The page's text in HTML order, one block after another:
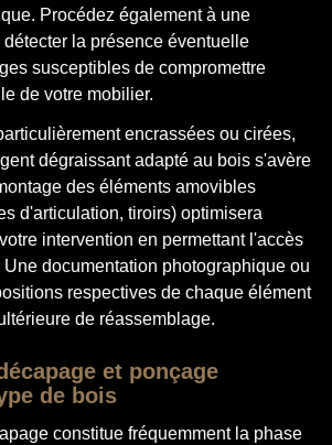
Procédez également à une
la présence éventuelle
susceptibles de compromettre
de votre mobilier.
encrassées ou cirées,
dégraissant adapté au bois s'avère
des éléments amovibles
d'articulation, tiroirs) optimisera
intervention en permettant l'accès
documentation photographique ou
respectives de chaque élément
de réassemblage.
et ponçage
de bois
constitue fréquemment la phase